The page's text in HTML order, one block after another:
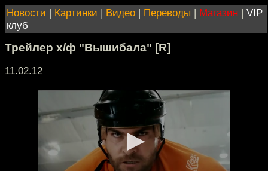
Новости | Картинки | Видео | Переводы | Магазин | VIP
клуб
Трейлер х/ф "Вышибала" [R]
11.02.12